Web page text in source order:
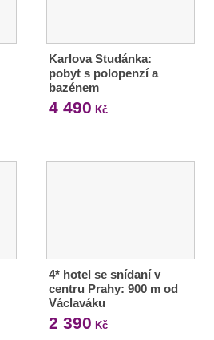
Karlova Studánka:
pobyt s polopenzí a
bazénem
4 490 Kč
4* hotel se snídaní v
centru Prahy: 900 m od
Václaváku
2 390 Kč